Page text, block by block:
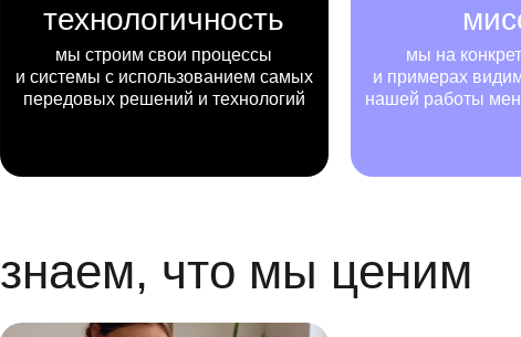
технологичность
мы строим свои процессы
и системы с использованием самых
передовых решений и технологий
мы на
и примерах
нашей работы
знаем, что мы ценим